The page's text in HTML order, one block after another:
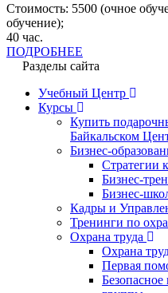
Стоимость: 5500 (очное
обучение);
40 час.
ПОДРОБНЕЕ
Разделы сайта
Учебный Центр
Курсы
Купить
Байкальском
Бизнес-
Стратегии
Бизнес-
Бизнес-
Кадры и
Тренинги по
Охрана труда
Охрана
Первая